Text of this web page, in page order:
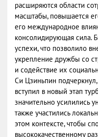
расширяются области
масштабы, повышается
его международное
консолидирующая сила.
успехи, что позволило
укрепление дружбы со
и содействие их
Си Цзиньпин
вступил в новый этап
значительно усилились
также участились
этом контексте, чтобы
высококачественному